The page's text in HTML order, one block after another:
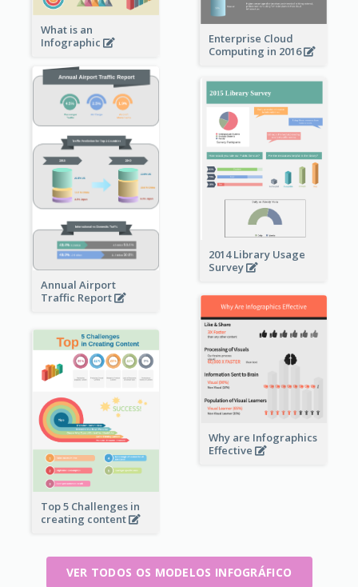
Enterprise Cloud
Computing in 2016
What is an
Infographic
Annual Airport
Traffic Report
2014 Library Usage
Survey
Why are Infographics
Effective
Top 5 Challenges in
creating content
VER TODOS OS MODELOS INFOGRÁFICO